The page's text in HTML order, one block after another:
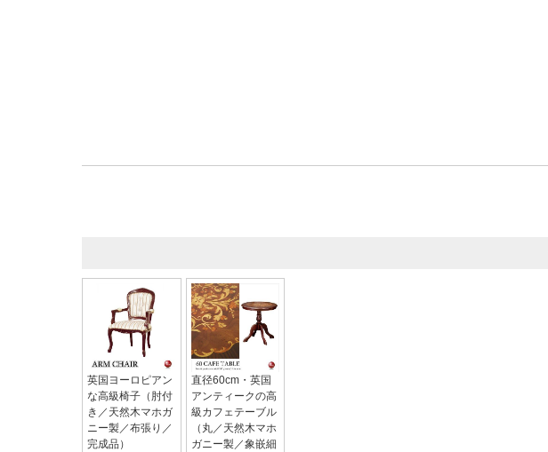
英国ヨーロピアン
な高級椅子（肘付
き／天然木マホガ
ニー製／布張り／
完成品）
直径60cm・英国
アンティークの高
級カフェテーブル
（丸／天然木マホ
ガニー製／象嵌細